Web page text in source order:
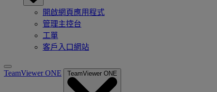
開啟網頁應用程式
管理主控台
工單
客戶入口網站
TeamViewer ONE TeamViewer ONE